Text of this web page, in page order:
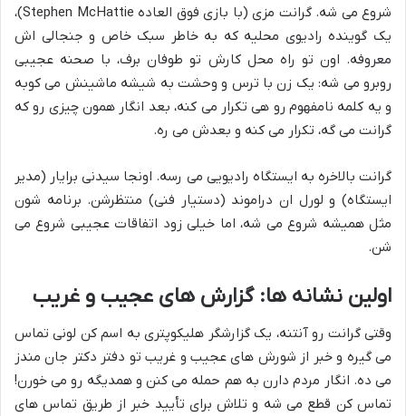
شروع می شه. گرانت مزی (با بازی فوق العاده Stephen McHattie)،
یک گوینده رادیوی محلیه که به خاطر سبک خاص و جنجالی اش
معروفه. اون تو راه محل کارش تو طوفان برف، با صحنه عجیبی
روبرو می شه: یک زن با ترس و وحشت به شیشه ماشینش می کوبه
و یه کلمه نامفهوم رو هی تکرار می کنه، بعد انگار همون چیزی رو که
گرانت می گه، تکرار می کنه و بعدش می ره.
گرانت بالاخره به ایستگاه رادیویی می رسه. اونجا سیدنی برایار (مدیر
ایستگاه) و لورل ان دراموند (دستیار فنی) منتظرشن. برنامه شون
مثل همیشه شروع می شه، اما خیلی زود اتفاقات عجیبی شروع می
شن.
اولین نشانه ها: گزارش های عجیب و غریب
وقتی گرانت رو آنتنه، یک گزارشگر هلیکوپتری به اسم کن لونی تماس
می گیره و خبر از شورش های عجیب و غریب تو دفتر دکتر جان مندز
می ده. انگار مردم دارن به هم حمله می کنن و همدیگه رو می خورن!
تماس کن قطع می شه و تلاش برای تأیید خبر از طریق تماس های